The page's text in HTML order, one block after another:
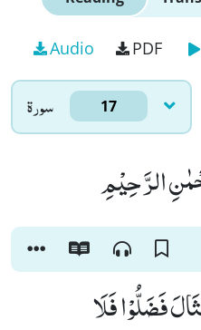
Audio PDF
سورۃ 17
الرَّحِیْمِ
فَضَلُّوْا فَلَا